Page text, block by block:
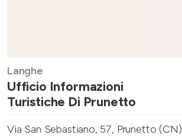
Langhe
Ufficio Informazioni
Turistiche Di Prunetto
Via San Sebastiano, 57, Prunetto (CN)